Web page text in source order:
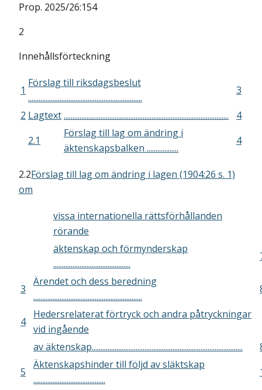
Prop. 2025/26:154
2
Innehållsförteckning
1
Förslag till riksdagsbeslut
.................................................................
3
2 Lagtext..............................................................................................
4
2.1
Förslag till lag om ändring i
äktenskapsbalken ..................
4
2.2Förslag till lag om ändring i lagen (1904:26 s. 1)
om
vissa internationella rättsförhållanden
rörande
äktenskap och förmynderskap
............................................
3
Ärendet och dess beredning
..............................................................
4
Hedersrelaterat förtryck och andra påtryckningar
vid ingående
av äktenskap......................................................................................
5
Äktenskapshinder till följd av släktskap
.........................................